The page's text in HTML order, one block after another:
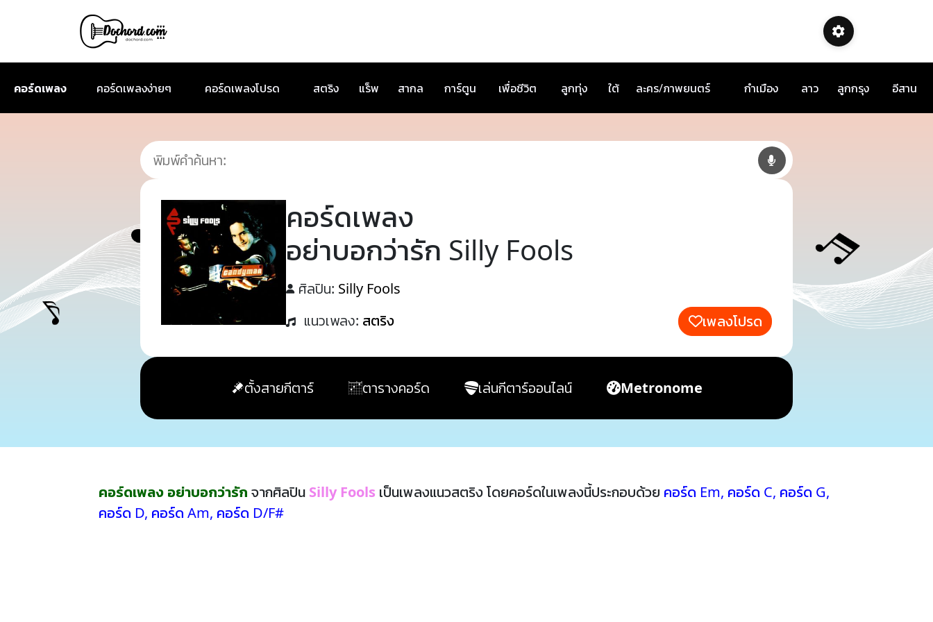
คอร์ดเพลง คอร์ดเพลงง่ายๆ คอร์ดเพลงโปรด สตริง แร็พ สากล การ์ตูน เพื่อชีวิต ลูกทุ่ง ใต้ ละคร/ภาพยนตร์ กำเมือง ลาว ลูกกรุง อีสาน
คอร์ดเพลง
อย่าบอกว่ารัก Silly Fools
ศิลปิน: Silly Fools
แนวเพลง: สตริง เพลงโปรด
ตั้งสายกีตาร์ ตารางคอร์ด เล่นกีตาร์ออนไลน์ Metronome
คอร์ดเพลง อย่าบอกว่ารัก จากศิลปิน Silly Fools เป็นเพลงแนวสตริง โดยคอร์ดในเพลงนี้ประกอบด้วย คอร์ด Em, คอร์ด C, คอร์ด G,
คอร์ด D, คอร์ด Am, คอร์ด D/F#